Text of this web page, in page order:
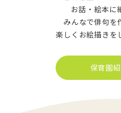
お話・絵本に
みんなで俳句を
楽しくお絵描きを
保育園